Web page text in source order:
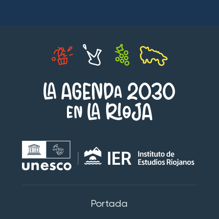
LA AGENDa 2030
en LA RIoJA
Portada